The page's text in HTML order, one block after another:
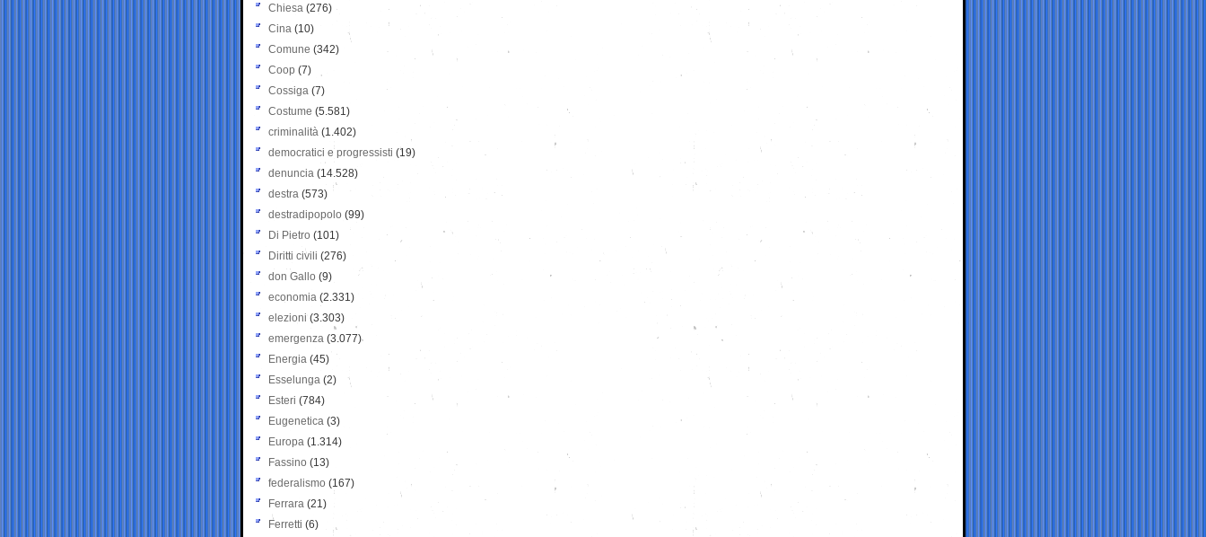
Chiesa (276)
Cina (10)
Comune (342)
Coop (7)
Cossiga (7)
Costume (5.581)
criminalità (1.402)
democratici e progressisti (19)
denuncia (14.528)
destra (573)
destradipopolo (99)
Di Pietro (101)
Diritti civili (276)
don Gallo (9)
economia (2.331)
elezioni (3.303)
emergenza (3.077)
Energia (45)
Esselunga (2)
Esteri (784)
Eugenetica (3)
Europa (1.314)
Fassino (13)
federalismo (167)
Ferrara (21)
Ferretti (6)